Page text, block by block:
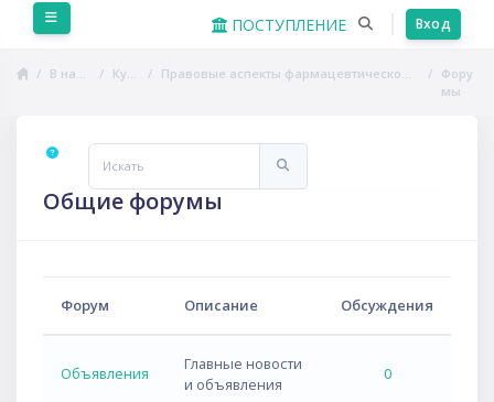
Перейти к основному содержанию
ПОСТУПЛЕНИЕ Вход
В начало Курсы Правовые аспекты фармацевтической деятельности
Фору
мы
Искать
Общие форумы
Форум Описание Обсуждения
Объявления
Главные новости
и объявления
0